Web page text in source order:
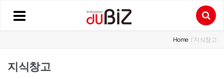
Home / 지식창고
지식창고